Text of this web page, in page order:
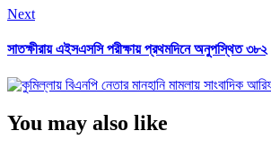
Next
সাতক্ষীরায় এইসএসসি পরীক্ষায় প্রথমদিনে অনুপস্থিত ৩৮২
You may also like